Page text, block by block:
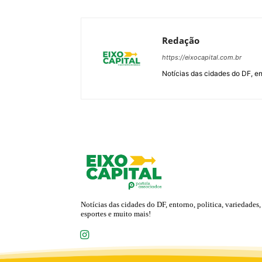
Redação
https://eixocapital.com.br
Notícias das cidades do DF,
Notícias das cidades do DF, entorno, politica, variedades,
esportes e muito mais!